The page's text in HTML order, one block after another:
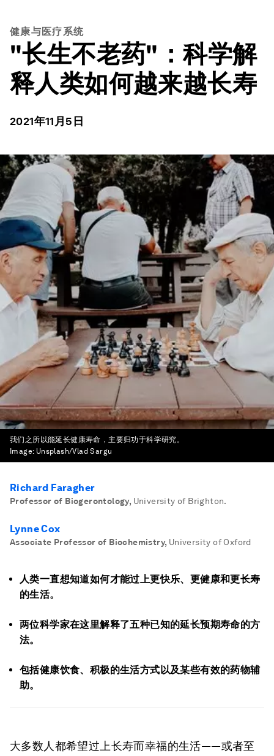
健康与医疗系统
"长生不老药"：科学解
释人类如何越来越长寿
2021年11月5日
我们之所以能延长健康寿命，主要归功于科学研究。
Image: Unsplash/Vlad Sargu
Richard Faragher
Professor of Biogerontology, University of Brighton.
Lynne Cox
Associate Professor of Biochemistry, University of Oxford
人类一直想知道如何才能过上更快乐、更健康和更长寿
的生活。
两位科学家在这里解释了五种已知的延长预期寿命的方
法。
包括健康饮食、积极的生活方式以及某些有效的药物辅
助。
大多数人都希望过上长寿而幸福的生活——或者至